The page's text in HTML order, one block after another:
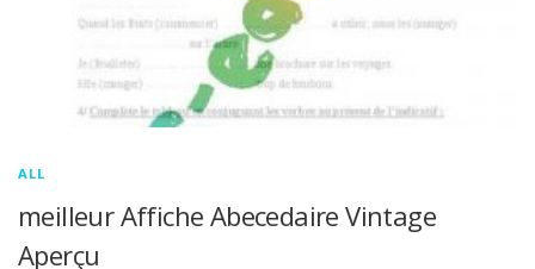
ALL
meilleur Affiche Abecedaire Vintage
Aperçu